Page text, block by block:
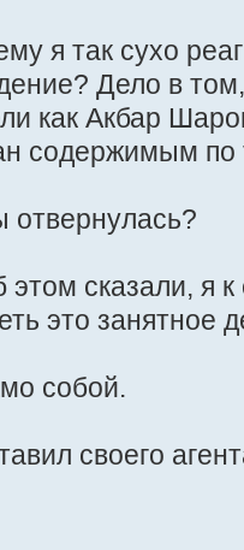
я так сухо
Дело в
как Акбар
содержимым
сказали, я
это занятное
собой.
своего